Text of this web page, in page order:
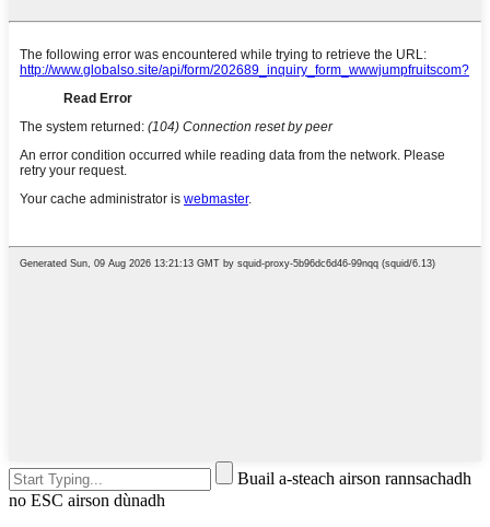
Buail a-steach airson rannsachadh
no ESC airson dùnadh